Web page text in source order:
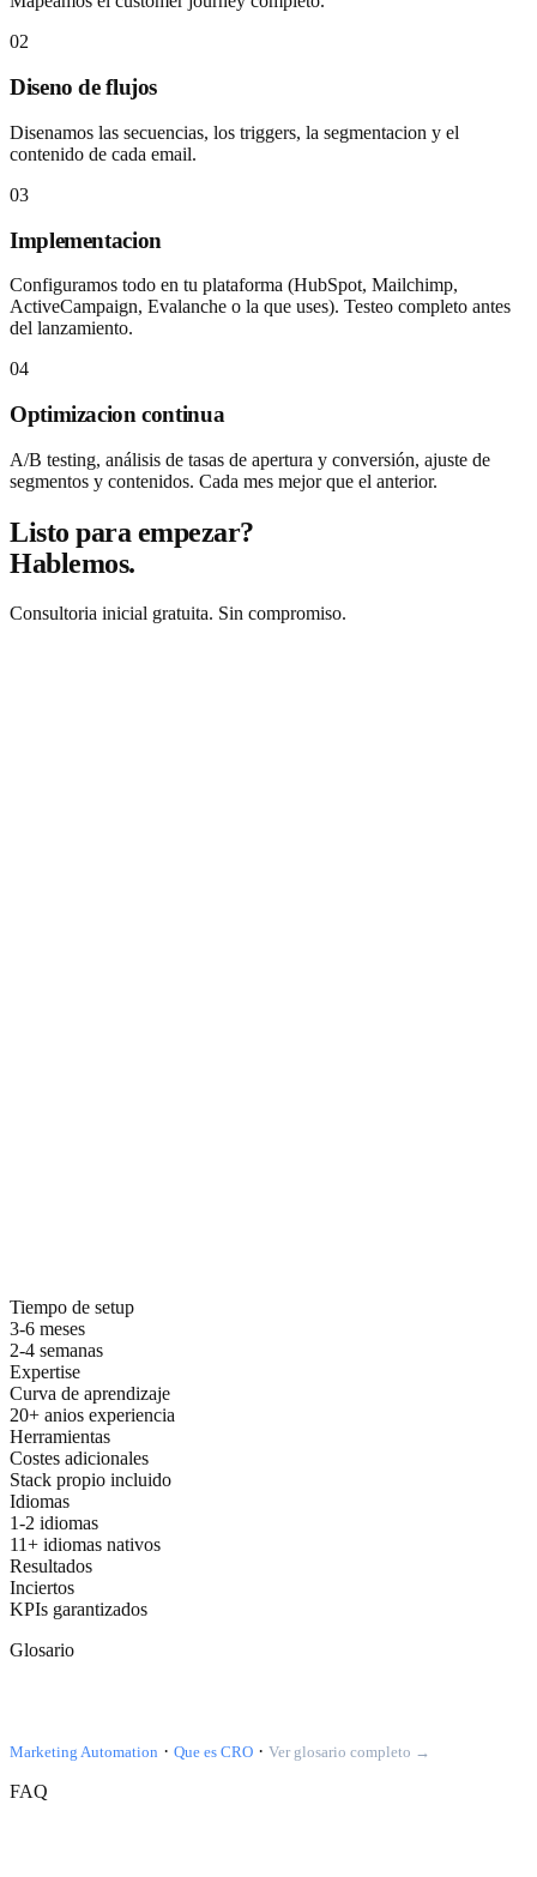
02
Diseno de flujos
Disenamos las secuencias, los triggers, la segmentacion y el
contenido de cada email.
03
Implementacion
Configuramos todo en tu plataforma (HubSpot, Mailchimp,
ActiveCampaign, Evalanche o la que uses). Testeo completo antes
del lanzamiento.
04
Optimizacion continua
A/B testing, análisis de tasas de apertura y conversión, ajuste de
segmentos y contenidos. Cada mes mejor que el anterior.
Listo para empezar?
Hablemos.
Consultoria inicial gratuita. Sin compromiso.
Tiempo de setup
3-6 meses
2-4 semanas
Expertise
Curva de aprendizaje
20+ anios experiencia
Herramientas
Costes adicionales
Stack propio incluido
Idiomas
1-2 idiomas
11+ idiomas nativos
Resultados
Inciertos
KPIs garantizados
Glosario
Marketing Automation · Que es CRO · Ver glosario completo →
FAQ